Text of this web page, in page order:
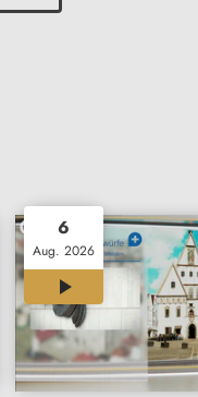
6
Aug. 2026
23:41